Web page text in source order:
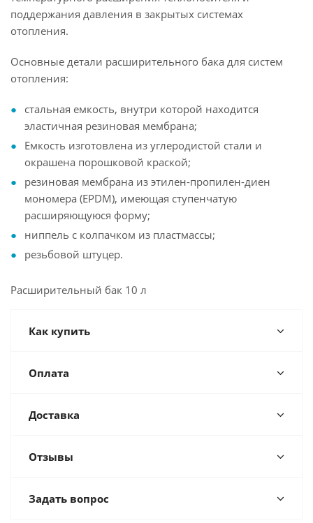
поддержания давления в закрытых системах
отопления.
Основные детали расширительного бака для систем
отопления:
стальная емкость, внутри которой находится
эластичная резиновая мембрана;
Емкость изготовлена из углеродистой стали и
окрашена порошковой краской;
резиновая мембрана из этилен-пропилен-диен
мономера (EPDM), имеющая ступенчатую
расширяющуюся форму;
ниппель с колпачком из пластмассы;
резьбовой штуцер.
Расширительный бак 10 л
Как купить
Оплата
Доставка
Отзывы
Задать вопрос